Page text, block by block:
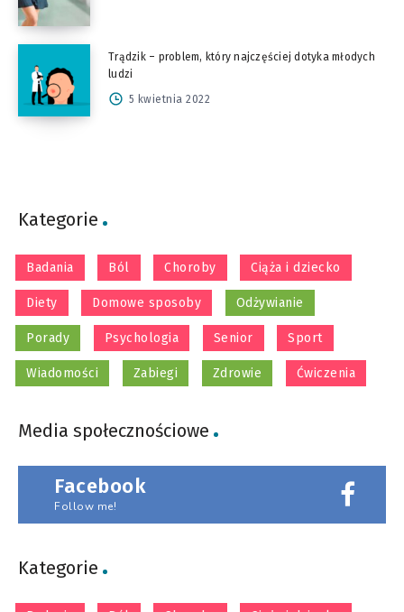
Trądzik – problem, który najczęściej dotyka młodych
ludzi
5 kwietnia 2022
Kategorie
Badania Ból Choroby Ciąża i dziecko
Diety Domowe sposoby Odżywianie
Porady Psychologia Senior Sport
Wiadomości Zabiegi Zdrowie Ćwiczenia
Media społecznościowe
Facebook
Follow me!
Kategorie